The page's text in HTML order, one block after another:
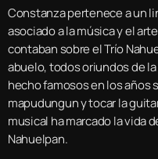
Constanza pertenece a un
asociado a la música y el
contaban sobre el Trío
abuelo, todos oriundos de
hecho famosos en los años
mapudungun y tocar la
musical ha marcado la vida
Nahuelpan.